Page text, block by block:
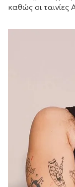
καθώς οι
αντίστοιχα